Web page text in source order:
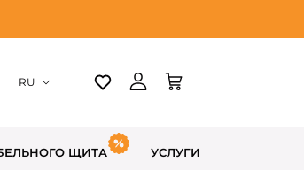
RU
ЩИТА УСЛУГИ